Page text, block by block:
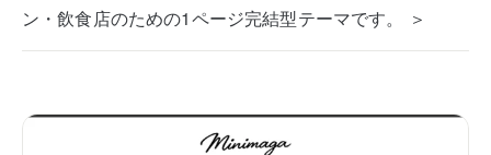
ン・飲食店のための1ページ完結型テーマです。 ＞